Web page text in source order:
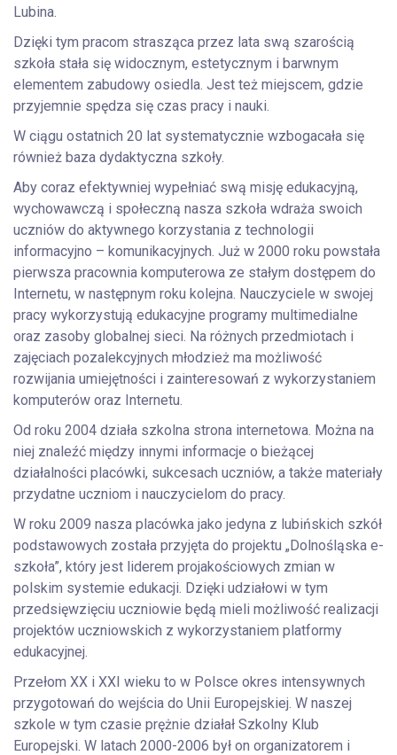
Lubina.
Dzięki tym pracom strasząca przez lata swą szarością
szkoła stała się widocznym, estetycznym i barwnym
elementem zabudowy osiedla. Jest też miejscem, gdzie
przyjemnie spędza się czas pracy i nauki.
W ciągu ostatnich 20 lat systematycznie wzbogacała się
również baza dydaktyczna szkoły.
Aby coraz efektywniej wypełniać swą misję edukacyjną,
wychowawczą i społeczną nasza szkoła wdraża swoich
uczniów do aktywnego korzystania z technologii
informacyjno – komunikacyjnych. Już w 2000 roku powstała
pierwsza pracownia komputerowa ze stałym dostępem do
Internetu, w następnym roku kolejna. Nauczyciele w swojej
pracy wykorzystują edukacyjne programy multimedialne
oraz zasoby globalnej sieci. Na różnych przedmiotach i
zajęciach pozalekcyjnych młodzież ma możliwość
rozwijania umiejętności i zainteresowań z wykorzystaniem
komputerów oraz Internetu.
Od roku 2004 działa szkolna strona internetowa. Można na
niej znaleźć między innymi informacje o bieżącej
działalności placówki, sukcesach uczniów, a także materiały
przydatne uczniom i nauczycielom do pracy.
W roku 2009 nasza placówka jako jedyna z lubińskich szkół
podstawowych została przyjęta do projektu „Dolnośląska e-
szkoła”, który jest liderem projakościowych zmian w
polskim systemie edukacji. Dzięki udziałowi w tym
przedsięwzięciu uczniowie będą mieli możliwość realizacji
projektów uczniowskich z wykorzystaniem platformy
edukacyjnej.
Przełom XX i XXI wieku to w Polsce okres intensywnych
przygotowań do wejścia do Unii Europejskiej. W naszej
szkole w tym czasie prężnie działał Szkolny Klub
Europejski. W latach 2000-2006 był on organizatorem i